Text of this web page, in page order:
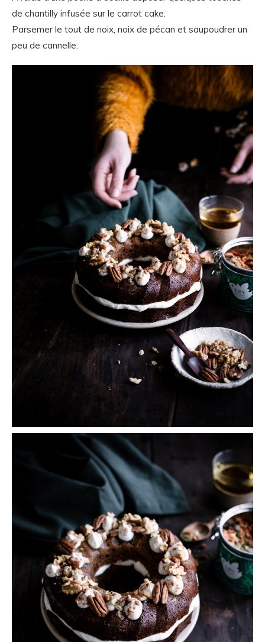
de chantilly infusée sur le carrot cake.
Parsemer le tout de noix, noix de pécan et saupoudrer un
peu de cannelle.